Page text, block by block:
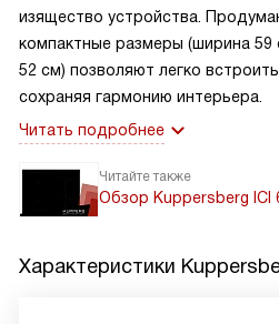
изящество устройства.
компактные размеры (ширина 59
52 см) позволяют легко
сохраняя гармонию интерьера.
Читать подробнее
Читайте также
Обзор Kuppersberg ICI
Характеристики